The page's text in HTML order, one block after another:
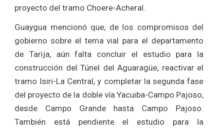
proyecto del tramo Choere-Acheral.
Guaygua mencionó que, de los compromisos del
gobierno sobre el tema vial para el departamento
de Tarija, aún falta concluir el estudio para la
construcción del Túnel del Aguaragüe, reactivar el
tramo Isiri-La Central, y completar la segunda fase
del proyecto de la doble vía Yacuiba-Campo Pajoso,
desde Campo Grande hasta Campo Pajoso.
También está pendiente el estudio para la